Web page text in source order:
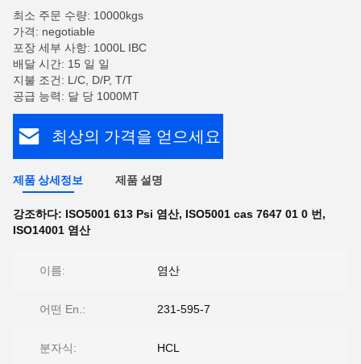
최소 주문 수량: 10000kgs
가격: negotiable
포장 세부 사항: 1000L IBC
배달 시간: 15 일 일
지불 조건: L/C, D/P, T/T
공급 능력: 달 당 1000MT
최상의 가격을 얻으세요
제품 상세정보 제품 설명
강조하다: ISO5001 613 Psi 염산, ISO5001 cas 7647 01 0 번 ,
ISO14001 염산
이름: 염산
어떤 En.: 231-595-7
분자식: HCL